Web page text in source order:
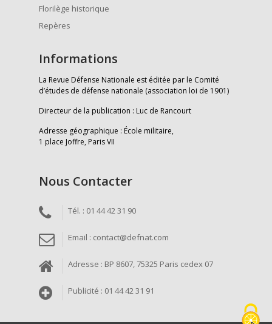
Florilège historique
Repères
Informations
La Revue Défense Nationale est éditée par le Comité
d’études de défense nationale (association loi de 1901)
Directeur de la publication : Luc de Rancourt
Adresse géographique : École militaire,
1 place Joffre, Paris VII
Nous Contacter
Tél. : 01 44 42 31 90
Email : contact@defnat.com
Adresse : BP 8607, 75325 Paris cedex 07
Publicité : 01 44 42 31 91